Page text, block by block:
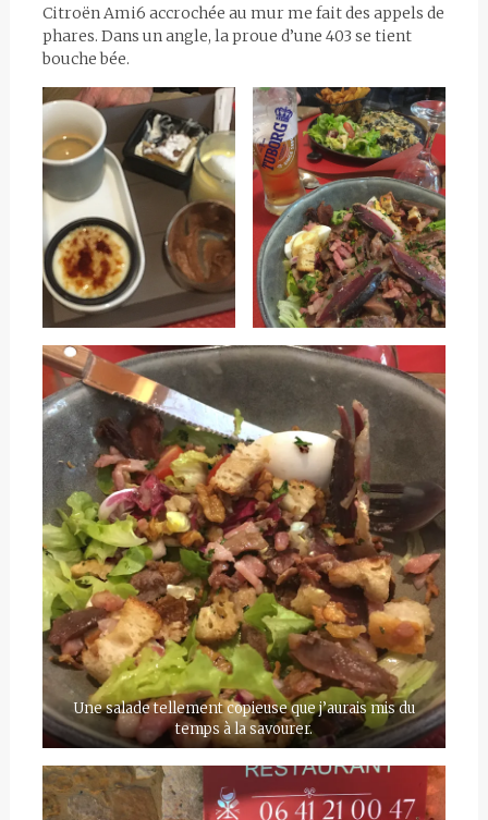
Citroën Ami6 accrochée au mur me fait des appels de
phares. Dans un angle, la proue d’une 403 se tient
bouche bée.
Une salade tellement copieuse que j’aurais mis du
temps à la savourer.